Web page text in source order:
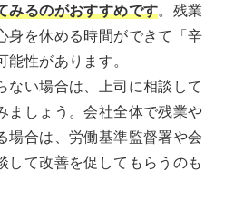
みるのがおすすめです。残業
身を休める時間ができて「辛
性があります。
ない場合は、上司に相談して
ましょう。会社全体で残業や
場合は、労働基準監督署や会
して改善を促してもらうのも